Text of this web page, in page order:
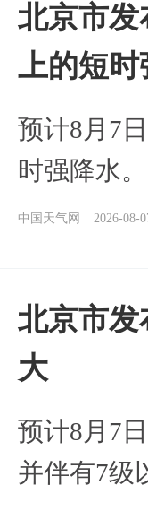
北京市发
上的短时
预计8月7
时强降水。
中国天气网 2026-08-
北京市发
大
预计8月7
并伴有7级